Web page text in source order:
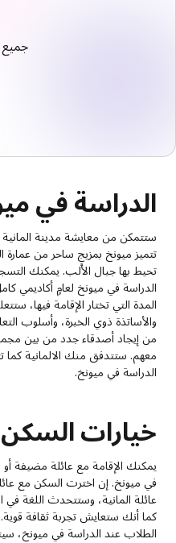
جميع
الدراسة في
ستتمكن من معايشة مدينة المانية
تتميز ميونخ بمزيجٍ ساحر من عمارة
تحيط بها جبال الألب. يمكنك
الدراسة في ميونخ لعامٍ أكاديمي
المدة التي تختار الإقامة فيها،
والأساتذة ذوي الخبرة، وأسلوب
من إيجاد أصدقاء جدد من بين
معهم. ستتدفق منك الالمانية كما
الدراسة في ميونخ.
خيارات
يمكنك الإقامة مع عائلة مضيفة
في ميونخ. إن اخترت السكن مع
عائلة المانية، وستتحدث اللغة
كما أنك ستعايش تجربة ثقافة
الطلاب عند الدراسة في ميونخ،